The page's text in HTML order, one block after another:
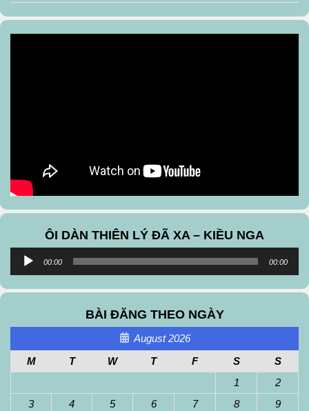
ÔI DÀN THIÊN LÝ ĐÃ XA – KIỀU NGA
Audio
00:00 00:00
BÀI ĐĂNG THEO NGÀY
August 2026
M
T W T F S
S
1
2
3
4 5 6 7 8
9